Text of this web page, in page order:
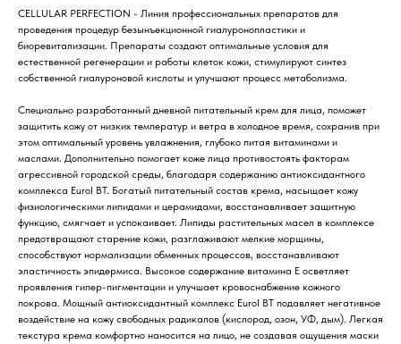
CELLULAR PERFECTION - Линия профессиональных препаратов для
проведения процедур безынъекционной гиалуронопластики и
биоревитализации. Препараты создают оптимальные условия для
естественной регенерации и работы клеток кожи, стимулируют синтез
собственной гиалуроновой кислоты и улучшают процесс метаболизма.
Специально разработанный дневной питательный крем для лица, поможет
защитить кожу от низких температур и ветра в холодное время, сохранив при
этом оптимальный уровень увлажнения, глубоко питая витаминами и
маслами. Дополнительно помогает коже лица противостоять факторам
агрессивной городской среды, благодаря содержанию антиоксидантного
комплекса Eurol BT. Богатый питательный состав крема, насыщает кожу
физиологическими липидами и церамидами, восстанавливает защитную
функцию, смягчает и успокаивает. Липиды растительных масел в комплексе
предотвращают старение кожи, разглаживают мелкие морщины,
способствуют нормализации обменных процессов, восстанавливают
эластичность эпидермиса. Высокое содержание витамина Е осветляет
проявления гипер-пигментации и улучшает кровоснабжение кожного
покрова. Мощный антиоксидантный комплекс Eurol BT подавляет негативное
воздействие на кожу свободных радикалов (кислород, озон, УФ, дым). Легкая
текстура крема комфортно наносится на лицо, не создавая ощущения маски